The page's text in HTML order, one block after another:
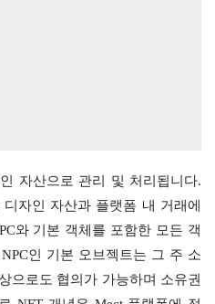
자산으로 관리 및 처리됩니다.
자인 자산과 플랫폼 내 거래에
와 기본 객체를 포함한 모든 객
인 기본 오브젝트는 그 주 소
으로도 협의가 가능하며 소유권